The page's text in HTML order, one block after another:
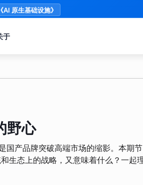
原生基础设施》
于
野心
产品牌突破高端市场的缩影。本期
生态上的战略，又意味着什么？一起